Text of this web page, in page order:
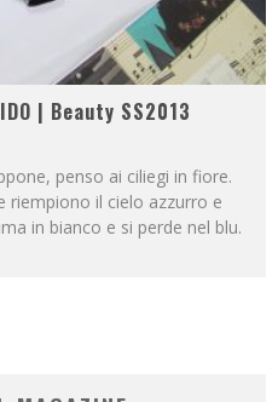
| Beauty SS2013
penso ai ciliegi in fiore.
riempiono il cielo azzurro e
in bianco e si perde nel blu.